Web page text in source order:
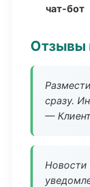
чат-бот
Отзывы
сразу.
—
Новости